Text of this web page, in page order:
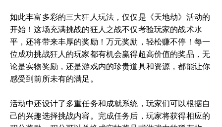
如此丰富多彩的三大狂人玩法，仅仅是《天地劫》活动的
开始！这场充满挑战的狂人之战不仅考验玩家的战术水
平，还将带来丰厚的奖励！万元奖励，轻松赚不停！每一
位成功挑战狂人的玩家都有机会赢得超高价值的奖品，无
论是实物奖励，还是游戏内的珍贵道具和资源，都能让你
感受到前所未有的满足。
活动中还设计了多重任务和成就系统，玩家们可以根据自
己的兴趣选择挑战内容。完成任务后，玩家将获得相应的